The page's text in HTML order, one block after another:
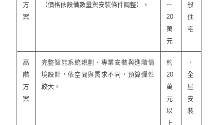
方
案
（價格依設備數量與安裝條件調整）。
～
20
萬
元
般
住
宅
高
階
方
案
完整智能系統規劃、專業安裝與進階情
境設計，依空間與需求不同，預算彈性
較大。
約
20
萬
元
以
上
．
全
屋
安
裝